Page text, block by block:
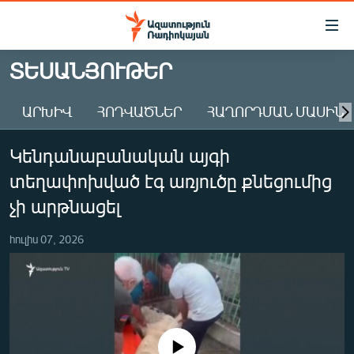
Մատչելիության
Անցնել
հիմնական
Անցնել
հիմնական
մենյուին
Որոնում
ԱԶԱՏՈՒԹՅՈՒՆ TV
ՀԱՅԱՍՏԱՆ
ԸՆՏՐՈՒԹՅՈՒՆՆԵՐ 2026
ԻՐԱՎՈՒՆՔ
ՏՆՏԵՍՈՒԹՅՈՒՆ
ՂԱՐԱԲԱՂ
ՊԱՏԵՐԱԶՄԻ 6 ՇԱԲԱԹՆԵՐԸ
ՏԵՍԱՆՅՈՒԹԵՐ
ԱՐԽԻՎ ՀՈԴՎԱԾՆԵՐ ՀԱՂՈՐԴՄԱՆ ՄԱՍԻՆ
Կենդանաբանական այգի
տեղափոխված էգ առյուծը քնեցումից
չի արթնացել
հուլիս 07, 2026
No media source currently available